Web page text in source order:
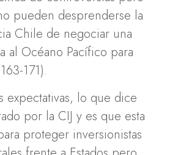
pueden desprenderse la
Chile de negociar una
al Océano Pacífico para
171).
expectativas, lo que dice
por la CIJ y es que esta
proteger inversionistas